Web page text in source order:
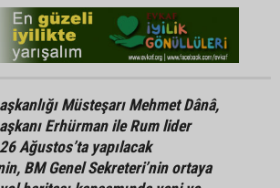
Müsteşarı Mehmet Dânâ,
Erhürman ile Rum lider
Ağustos’ta yapılacak
BM Genel Sekreteri’nin ortaya